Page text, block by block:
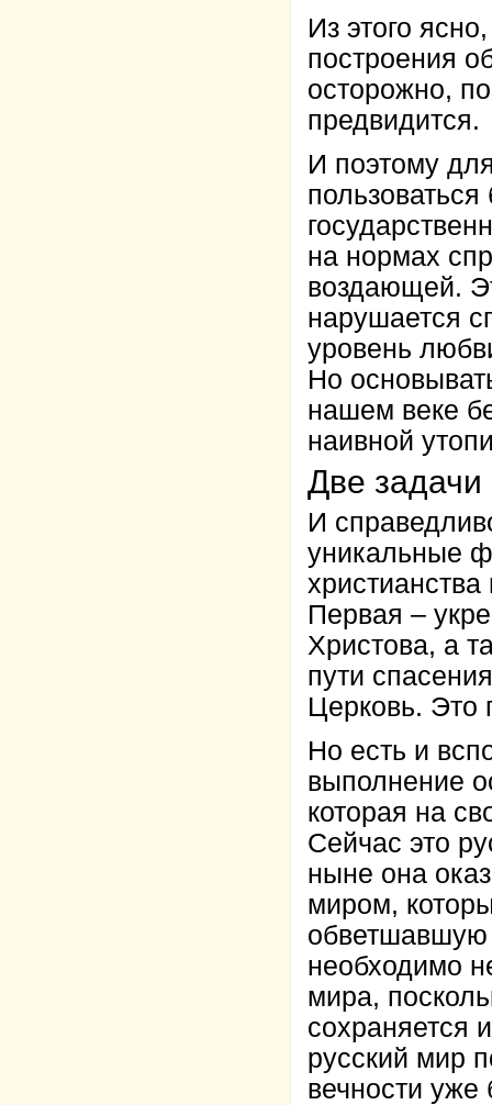
Из этого
построения
осторожно,
предвидится.
И поэтому
на нормах
воздающей.
нарушается
уровень
Но
нашем веке
наивной
Две задачи
И
уникальные
Первая –
Христова, а
пути
Церковь. Это
Но есть и
выполнение
которая на
Сейчас это
ныне она
миром,
обветшавшую
необходимо
мира,
сохраняется
русский мир
вечности уже